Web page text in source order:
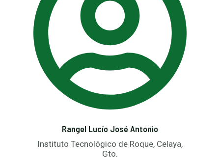
Rangel Lucío José Antonio
Instituto Tecnológico de Roque, Celaya,
Gto.